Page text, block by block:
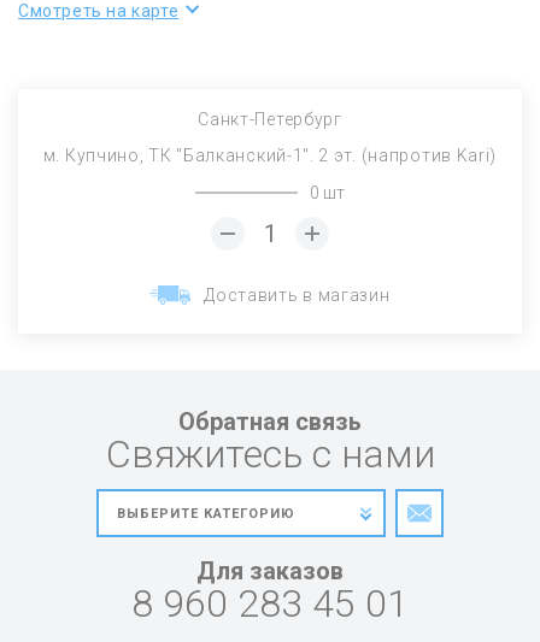
Смотреть на карте
Санкт-Петербург
м. Купчино, ТК "Балканский-1". 2 эт. (напротив Kari)
0 шт
Доставить в магазин
Обратная связь
Свяжитесь с нами
Для заказов
8 960 283 45 01